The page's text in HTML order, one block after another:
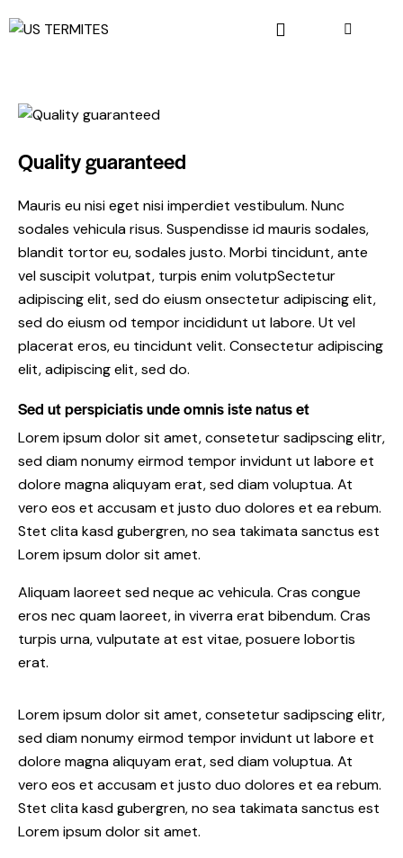
Quality guaranteed
Mauris eu nisi eget nisi imperdiet vestibulum. Nunc
sodales vehicula risus. Suspendisse id mauris sodales,
blandit tortor eu, sodales justo. Morbi tincidunt, ante
vel suscipit volutpat, turpis enim volutpSectetur
adipiscing elit, sed do eiusm onsectetur adipiscing elit,
sed do eiusm od tempor incididunt ut labore. Ut vel
placerat eros, eu tincidunt velit. Consectetur adipiscing
elit, adipiscing elit, sed do.
Sed ut perspiciatis unde omnis iste natus et
Lorem ipsum dolor sit amet, consetetur sadipscing elitr,
sed diam nonumy eirmod tempor invidunt ut labore et
dolore magna aliquyam erat, sed diam voluptua. At
vero eos et accusam et justo duo dolores et ea rebum.
Stet clita kasd gubergren, no sea takimata sanctus est
Lorem ipsum dolor sit amet.
Aliquam laoreet sed neque ac vehicula. Cras congue
eros nec quam laoreet, in viverra erat bibendum. Cras
turpis urna, vulputate at est vitae, posuere lobortis
erat.
Lorem ipsum dolor sit amet, consetetur sadipscing elitr,
sed diam nonumy eirmod tempor invidunt ut labore et
dolore magna aliquyam erat, sed diam voluptua. At
vero eos et accusam et justo duo dolores et ea rebum.
Stet clita kasd gubergren, no sea takimata sanctus est
Lorem ipsum dolor sit amet.